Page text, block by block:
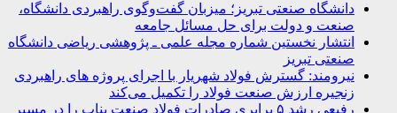
دانشگاه صنعتی تبریز؛ میزبان گفت‌وگوی راهبردی دانشگاه،
صنعت و دولت برای حل مسائل جامعه
انتشار نخستین شماره مجله علمی ـ پژوهشی ریاضی دانشگاه
صنعتی تبریز
نیرومند: گسترش فولاد شهریار با اجرای پروژه های راهبردی
زنجیره ارزش صنعت فولاد را تکمیل می‌کند
رفیعی رشد ۵ برابری صادرات فولاد صنعت بناب را در مسیر